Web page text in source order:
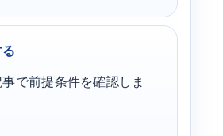
で前提条件を確認しま